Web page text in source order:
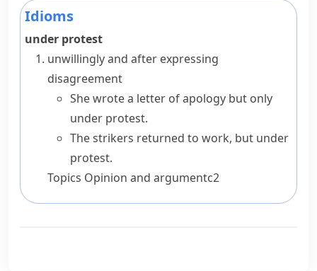
Idioms
under protest
unwillingly and after expressing
disagreement
She wrote a letter of apology but only
under protest.
The strikers returned to work, but under
protest.
Topics Opinion and argumentc2